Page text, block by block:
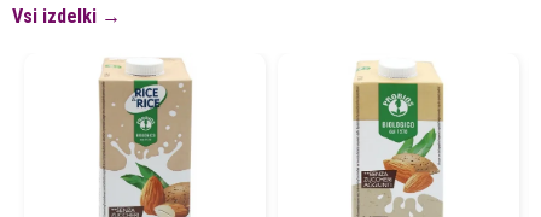
Vsi izdelki →